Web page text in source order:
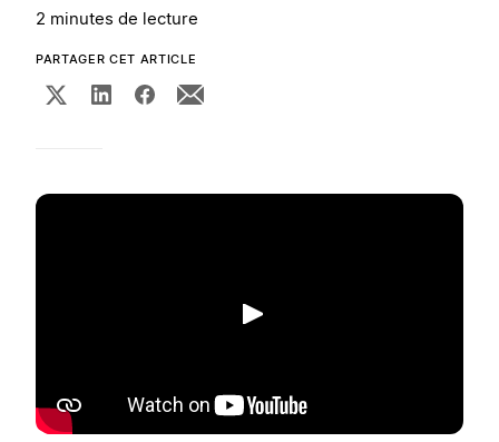
2 minutes de lecture
PARTAGER CET ARTICLE
Lecture